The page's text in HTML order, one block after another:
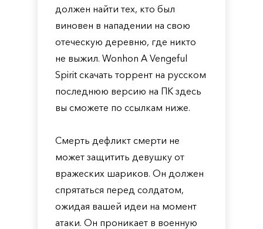
должен найти тех, кто был
виновен в нападении на свою
отеческую деревню, где никто
не выжил. Wonhon A Vengeful
Spirit скачать торрент на русском
последнюю версию на ПК здесь
вы сможете по ссылкам ниже.
Смерть дефликт смерти не
может защитить девушку от
вражеских шариков. Он должен
спрятаться перед солдатом,
ожидая вашей идеи на момент
атаки. Он проникает в военную